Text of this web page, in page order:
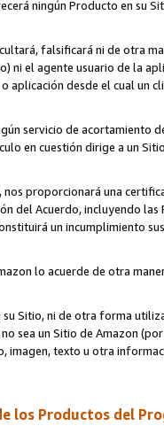
ningún Producto en su
falsificará ni de otra
ni el agente usuario de la
aplicación desde el cual un
servicio de acortamiento
en cuestión dirige a un
nos proporcionará una
del Acuerdo, incluyendo
un incumplimiento
lo acuerde de otra
su Sitio, ni de otra forma
sea un Sitio de Amazon
imagen, texto u otra
los Productos del